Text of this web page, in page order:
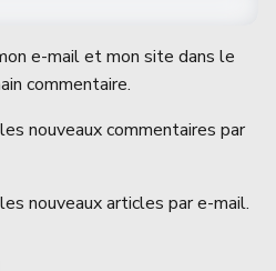
e-mail et mon site dans le
commentaire.
nouveaux commentaires par
nouveaux articles par e-mail.